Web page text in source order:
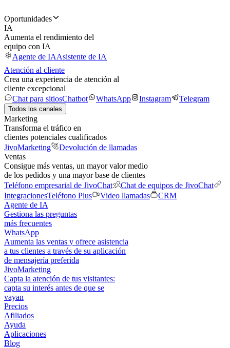
Oportunidades
IA
Aumenta el rendimiento del
equipo con IA
Agente de IAAsistente de IA
Atención al cliente
Crea una experiencia de atención al
cliente excepcional
Chat para sitiosChatbot WhatsApp Instagram Telegram
Todos los canales
Marketing
Transforma el tráfico en
clientes potenciales cualificados
JivoMarketing
Devolución de llamadas
Ventas
Consigue más ventas, un mayor valor medio
de los pedidos y una mayor base de clientes
Teléfono empresarial de JivoChat
Chat de equipos de JivoChat
IntegracionesTeléfono Plus Video llamadas
CRM
Agente de IA
Gestiona las preguntas
más frecuentes
WhatsApp
Aumenta las ventas y ofrece asistencia
a tus clientes a través de su aplicación
de mensajería preferida
JivoMarketing
Capta la atención de tus visitantes:
capta su interés antes de que se
vayan
Precios
Afiliados
Ayuda
Aplicaciones
Blog